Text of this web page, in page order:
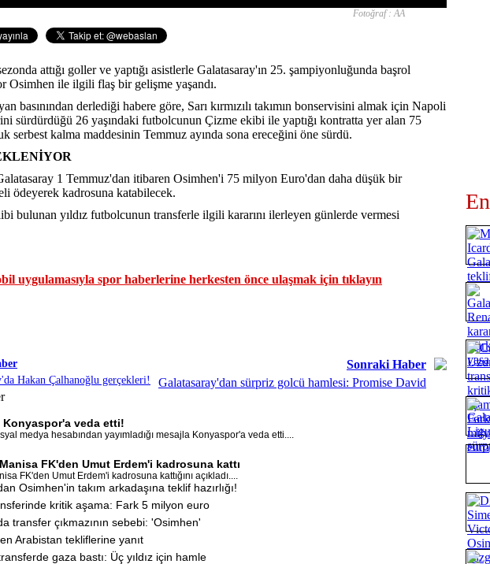
Fotoğraf : AA
attığı goller ve yaptığı asistlerle Galatasaray'ın 25. şampiyonluğunda başrol
Osimhen ile ilgili flaş bir gelişme yaşandı.
basınından derlediği habere göre, Sarı kırmızılı takımın bonservisini almak için Napoli
sürdürdüğü 26 yaşındaki futbolcunun Çizme ekibi ile yaptığı kontratta yer alan 75
serbest kalma maddesinin Temmuz ayında sona ereceğini öne sürdü.
1 Temmuz'dan itibaren Osimhen'i 75 milyon Euro'dan daha düşük bir
ödeyerek kadrosuna katabilecek.
bulunan yıldız futbolcunun transferle ilgili kararını ilerleyen günlerde vermesi
uygulamasıyla spor haberlerine herkesten önce ulaşmak için tıklayın
Hakan Çalhanoğlu gerçekleri!
Sonraki Haber
Galatasaray'dan sürpriz golcü hamlesi: Promise David
Konyaspor'a veda etti!
medya hesabından yayımladığı mesajla Konyaspor'a veda etti....
FK'den Umut Erdem'i kadrosuna kattı
FK'den Umut Erdem'i kadrosuna kattığını açıkladı....
Osimhen'in takım arkadaşına teklif hazırlığı!
kritik aşama: Fark 5 milyon euro
transfer çıkmazının sebebi: 'Osimhen'
Arabistan tekliflerine yanıt
gaza bastı: Üç yıldız için hamle